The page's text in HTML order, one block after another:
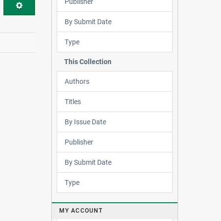
By Submit Date
Type
This Collection
Authors
Titles
By Issue Date
Publisher
By Submit Date
Type
MY ACCOUNT